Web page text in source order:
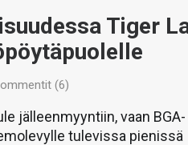
Tiger
(6)
jälleenmyyntiin, vaan BGA-
tulevissa pienissä